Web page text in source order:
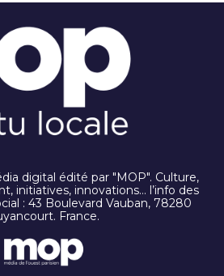
digital édité par "MOP". Culture,
initiatives, innovations… l’info des
: 43 Boulevard Vauban, 78280
France.